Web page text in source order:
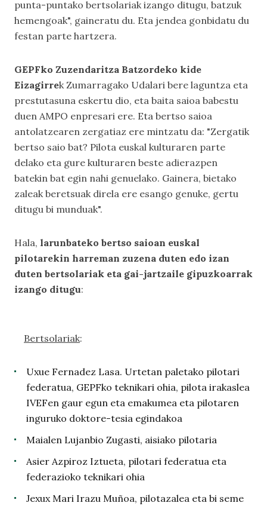
punta-puntako bertsolariak izango ditugu, batzuk
hemengoak", gaineratu du. Eta jendea gonbidatu du
festan parte hartzera.
GEPFko Zuzendaritza Batzordeko kide
Eizagirrek Zumarragako Udalari bere laguntza eta
prestutasuna eskertu dio, eta baita saioa babestu
duen AMPO enpresari ere. Eta bertso saioa
antolatzearen zergatiaz ere mintzatu da: "Zergatik
bertso saio bat? Pilota euskal kulturaren parte
delako eta gure kulturaren beste adierazpen
batekin bat egin nahi genuelako. Gainera, bietako
zaleak beretsuak direla ere esango genuke, gertu
ditugu bi munduak".
Hala, larunbateko bertso saioan euskal
pilotarekin harreman zuzena duten edo izan
duten bertsolariak eta gai-jartzaile gipuzkoarrak
izango ditugu:
Bertsolariak:
Uxue Fernadez Lasa. Urtetan paletako pilotari
federatua, GEPFko teknikari ohia, pilota irakaslea
IVEFen gaur egun eta emakumea eta pilotaren
inguruko doktore-tesia egindakoa
Maialen Lujanbio Zugasti, aisiako pilotaria
Asier Azpiroz Iztueta, pilotari federatua eta
federazioko teknikari ohia
Jexux Mari Irazu Muñoa, pilotazalea eta bi seme